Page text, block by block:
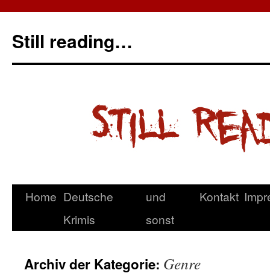
Still reading…
Home Deutsche
Krimis
und
sonst
Kontakt
Archiv der Kategorie: Genre